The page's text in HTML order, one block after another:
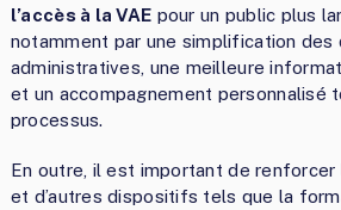
l’accès à la VAE pour un public plus
notamment par une simplification des
administratives, une meilleure
et un accompagnement personnalisé
processus.
En outre, il est important de renforcer
et d’autres dispositifs tels que la